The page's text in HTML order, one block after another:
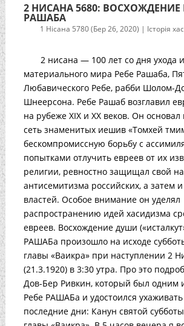
2 НИСАНА 5680: ВОСХОЖДЕНИЕ
РАШАБА
1 Нісана 5780 (Бер 26, 2020) | Історія
2 нисана — 100 лет со дня ухода
материального мира Ребе Рашаба,
Любавического Ребе, рабби Шолом-
Шнеерсона. Ребе Рашаб возглавил
на рубеже XIX и XX веков. Он основал
сеть знаменитых иешив «Томхей
бескомпромиссную борьбу с
попытками отлучить евреев от их
религии, ревностно защищал свой
антисемитизма российских, а затем и
властей. Особое внимание он уделял
распространению идей хасидизма
евреев. Восхождение души
РАШАБа произошло на исходе
главы «Ваикра» при наступлении 2
(21.3.1920) в 3:30 утра. Про это
Дов-Бер Ривкин, который был одним
Ребе РАШАБа и удостоился ухаживать
последние дни: Канун святой